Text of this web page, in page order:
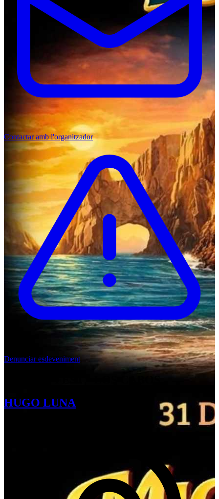
Contactar amb l'organitzador
Denunciar esdeveniment
HUGO LUNA